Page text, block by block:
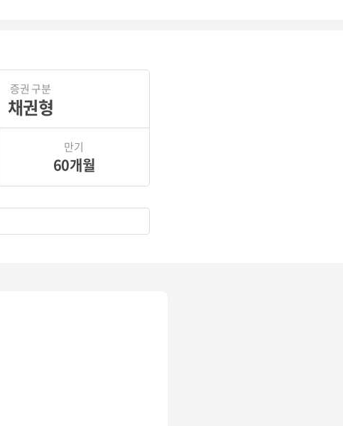
증권 구분
채권형
만기
60개월